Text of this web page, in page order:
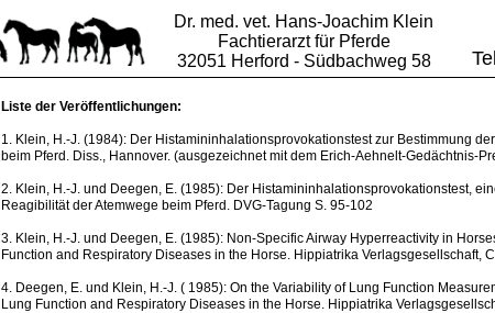
Dr. med. vet. Hans-Joachim Klein
Fachtierarzt für Pferde
32051 Herford - Südbachweg 58
Liste der Veröffentlichungen:
1. Klein, H.-J. (1984): Der Histamininhalationsprovokationstest zur Bestimmung
beim Pferd. Diss., Hannover. (ausgezeichnet mit dem Erich-Aehnelt-Gedächtnis-
2. Klein, H.-J. und Deegen, E. (1985): Der Histamininhalationsprovokationstest,
Reagibilität der Atemwege beim Pferd. DVG-Tagung S. 95-102
3. Klein, H.-J. und Deegen, E. (1985): Non-Specific Airway Hyperreactivity in
Function and Respiratory Diseases in the Horse. Hippiatrika Verlagsgesellschaft,
4. Deegen, E. und Klein, H.-J. ( 1985): On the Variability of Lung Function
Lung Function and Respiratory Diseases in the Horse. Hippiatrika